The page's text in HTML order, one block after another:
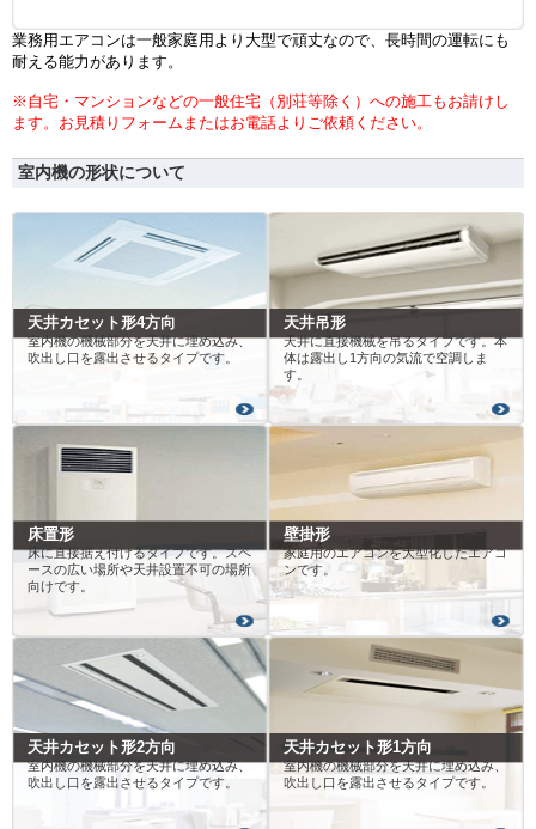
業務用エアコンは一般家庭用より大型で頑丈なので、長時間の運転にも
耐える能力があります。
※自宅・マンションなどの一般住宅（別荘等除く）への施工もお請けし
ます。お見積りフォームまたはお電話よりご依頼ください。
室内機の形状について
天井カセット形4方向
室内機の機械部分を天井に埋め込み、
吹出し口を露出させるタイプです。
天井吊形
天井に直接機械を吊るタイプです。本
体は露出し1方向の気流で空調しま
す。
床置形
床に直接据え付けるタイプです。スペ
ースの広い場所や天井設置不可の場所
向けです。
壁掛形
家庭用のエアコンを大型化したエアコ
ンです。
天井カセット形2方向
室内機の機械部分を天井に埋め込み、
吹出し口を露出させるタイプです。
天井カセット形1方向
室内機の機械部分を天井に埋め込み、
吹出し口を露出させるタイプです。